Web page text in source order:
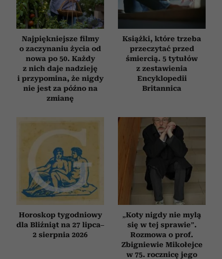
Najpiękniejsze filmy
o zaczynaniu życia od
nowa po 50. Każdy
z nich daje nadzieję
i przypomina, że nigdy
nie jest za późno na
zmianę
Książki, które trzeba
przeczytać przed
śmiercią. 5 tytułów
z zestawienia
Encyklopedii
Britannica
Horoskop tygodniowy
dla Bliźniąt na 27 lipca–
2 sierpnia 2026
„Koty nigdy nie mylą
się w tej sprawie”.
Rozmowa o prof.
Zbigniewie Mikołejce
w 75. rocznicę jego